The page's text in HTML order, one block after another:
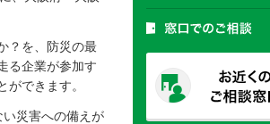
？を、防災の最
る企業が参加す
できます。
災害への備えが